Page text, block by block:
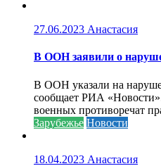
27.06.2023 Анастасия
В ООН заявили о
В ООН указали на
сообщает РИА
военных противоречат
Зарубежье Новости
18.04.2023 Анастасия